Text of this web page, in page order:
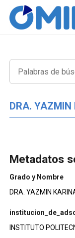
DRA. YAZMIN
Metadatos
Grado y Nombre
DRA. YAZMIN
INSTITUTO